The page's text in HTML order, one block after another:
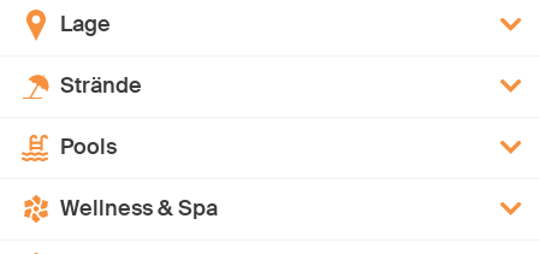
Lage
Strände
Pools
Wellness & Spa